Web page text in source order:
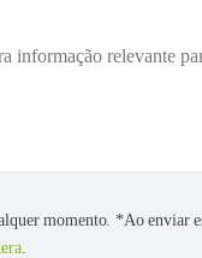
momento. *Ao enviar
.